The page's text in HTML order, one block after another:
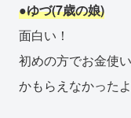
●ゆづ(7歳の娘)
面白い！
初めの方でお金使
かもらえなかったよ